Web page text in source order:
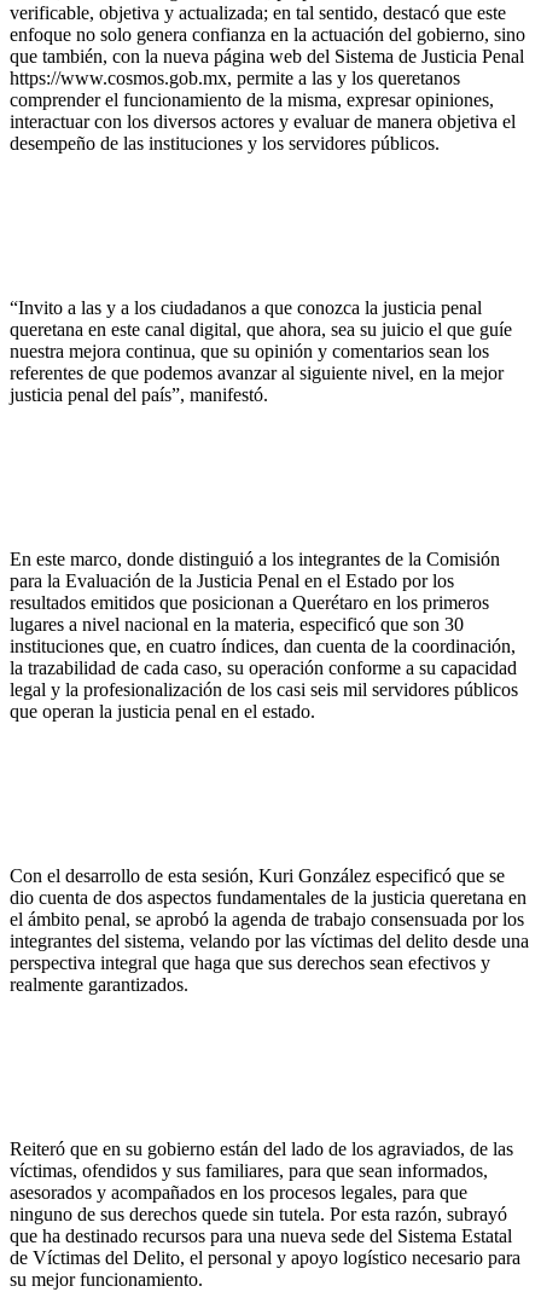
verificable, objetiva y actualizada; en tal sentido, destacó que este
enfoque no solo genera confianza en la actuación del gobierno, sino
que también, con la nueva página web del Sistema de Justicia Penal
https://www.cosmos.gob.mx, permite a las y los queretanos
comprender el funcionamiento de la misma, expresar opiniones,
interactuar con los diversos actores y evaluar de manera objetiva el
desempeño de las instituciones y los servidores públicos.
“Invito a las y a los ciudadanos a que conozca la justicia penal
queretana en este canal digital, que ahora, sea su juicio el que guíe
nuestra mejora continua, que su opinión y comentarios sean los
referentes de que podemos avanzar al siguiente nivel, en la mejor
justicia penal del país”, manifestó.
En este marco, donde distinguió a los integrantes de la Comisión
para la Evaluación de la Justicia Penal en el Estado por los
resultados emitidos que posicionan a Querétaro en los primeros
lugares a nivel nacional en la materia, especificó que son 30
instituciones que, en cuatro índices, dan cuenta de la coordinación,
la trazabilidad de cada caso, su operación conforme a su capacidad
legal y la profesionalización de los casi seis mil servidores públicos
que operan la justicia penal en el estado.
Con el desarrollo de esta sesión, Kuri González especificó que se
dio cuenta de dos aspectos fundamentales de la justicia queretana en
el ámbito penal, se aprobó la agenda de trabajo consensuada por los
integrantes del sistema, velando por las víctimas del delito desde una
perspectiva integral que haga que sus derechos sean efectivos y
realmente garantizados.
Reiteró que en su gobierno están del lado de los agraviados, de las
víctimas, ofendidos y sus familiares, para que sean informados,
asesorados y acompañados en los procesos legales, para que
ninguno de sus derechos quede sin tutela. Por esta razón, subrayó
que ha destinado recursos para una nueva sede del Sistema Estatal
de Víctimas del Delito, el personal y apoyo logístico necesario para
su mejor funcionamiento.